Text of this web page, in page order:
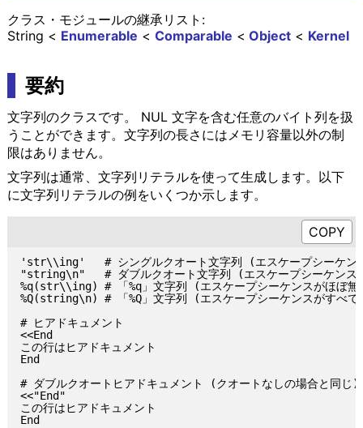
クラス・モジュールの継承リスト:
Kernel
Object
Comparable
Enumerable
String
要約
文字列のクラスです。 NUL 文字を含む任意のバイト列を扱
うことができます。文字列の長さにはメモリ容量以外の制
限はありません。
文字列は通常、文字列リテラルを使って生成します。以下
に文字列リテラルの例をいくつか示します。
'str\\ing'   # シングルクオート文字列 (エスケープシーケン
"string\n"   # ダブルクオート文字列 (エスケープシーケンス
%q(str\\ing) # 「%q」文字列 (エスケープシーケンスがほぼ無
%Q(string\n) # 「%Q」文字列 (エスケープシーケンスがすべて
# ヒアドキュメント
<<End
この行はヒアドキュメント
End
# ダブルクオートヒアドキュメント (クオートなしの場合と同じ)
<<"End"
この行はヒアドキュメント
End